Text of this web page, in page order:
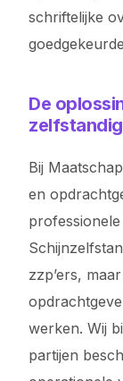
schriftelijke
De
Bij
en
zzp’ers,
werken. Wij
partijen